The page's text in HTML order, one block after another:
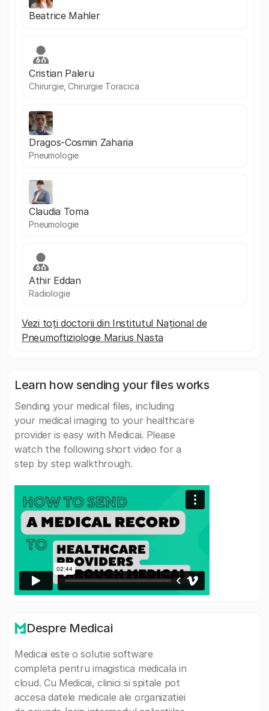
Beatrice Mahler
Cristian Paleru
Chirurgie, Chirurgie Toracica
Dragos-Cosmin Zaharia
Pneumologie
Claudia Toma
Pneumologie
Athir Eddan
Radiologie
Vezi toți doctorii din Institutul Național de
Pneumoftiziologie Marius Nasta
Learn how sending your files works
Sending your medical files, including
your medical imaging to your healthcare
provider is easy with Medicai. Please
watch the following short video for a
step by step walkthrough.
Despre Medicai
Medicai este o solutie software
completa pentru imagistica medicala in
cloud. Cu Medicai, clinici si spitale pot
accesa datele medicale ale organizatiei